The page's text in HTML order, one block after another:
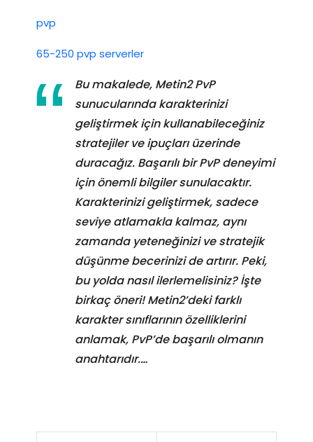
pvp
65-250 pvp serverler
Bu makalede, Metin2 PvP
sunucularında karakterinizi
geliştirmek için kullanabileceğiniz
stratejiler ve ipuçları üzerinde
duracağız. Başarılı bir PvP deneyimi
için önemli bilgiler sunulacaktır.
Karakterinizi geliştirmek, sadece
seviye atlamakla kalmaz, aynı
zamanda yeteneğinizi ve stratejik
düşünme becerinizi de artırır. Peki,
bu yolda nasıl ilerlemelisiniz? İşte
birkaç öneri! Metin2’deki farklı
karakter sınıflarının özelliklerini
anlamak, PvP’de başarılı olmanın
anahtarıdır.…